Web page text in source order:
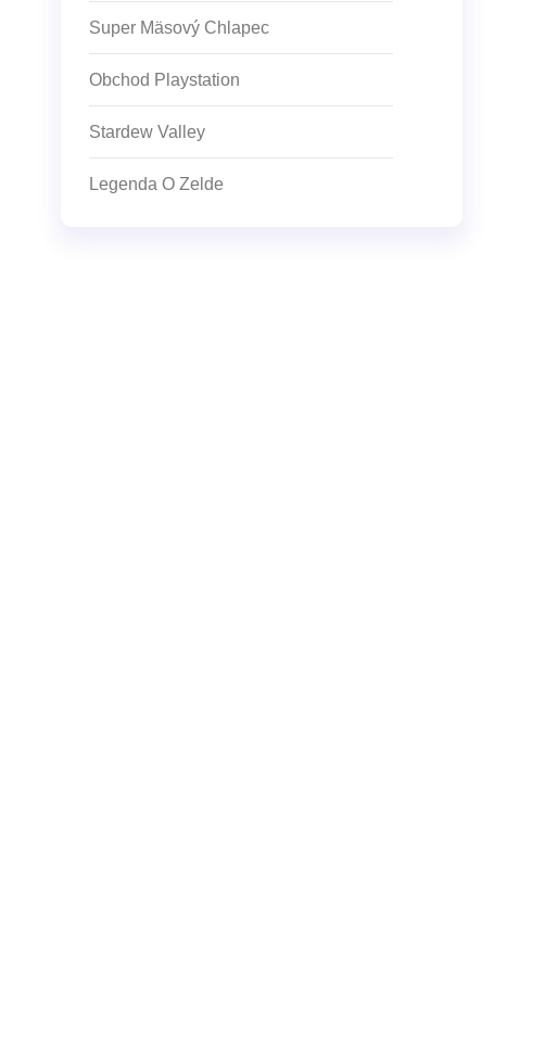
Super Mäsový Chlapec
Obchod Playstation
Stardew Valley
Legenda O Zelde